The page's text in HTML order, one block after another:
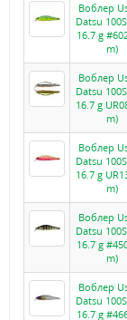
Воблер
Datsu
16.7 g
m)
Воблер
Datsu
16.7 g
m)
Воблер
Datsu
16.7 g
m)
Воблер
Datsu
16.7 g
m)
Воблер
Datsu
16.7 g